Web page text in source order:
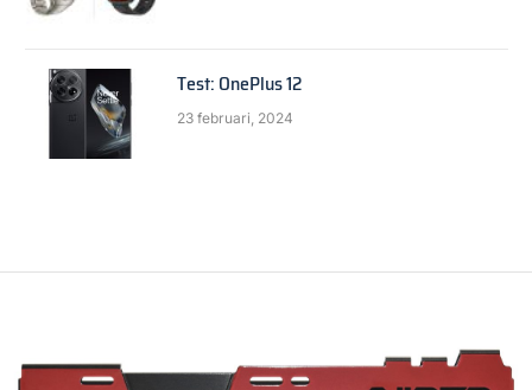
Test: OnePlus 12
23 februari, 2024